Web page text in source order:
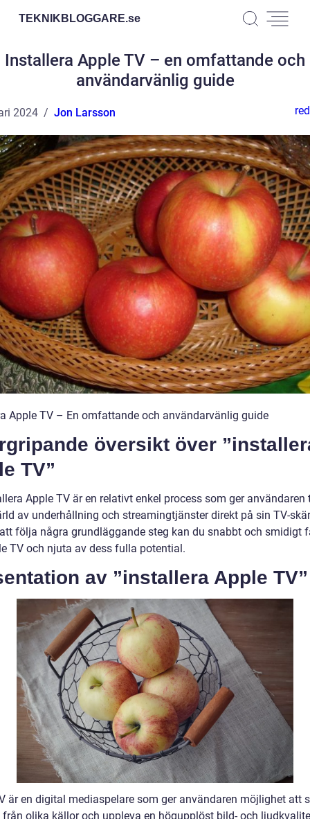
TEKNIKBLOGGARE.se
Installera Apple TV – en omfattande och
användarvänlig guide
2024 Jon Larsson
Apple TV – En omfattande och användarvänlig guide
översikt över
TV”
Apple TV är en relativt enkel process som ger användaren
av underhållning och streamingtjänster direkt på sin TV-
följa några grundläggande steg kan du snabbt och smidigt
TV och njuta av dess fulla potential.
av ”installera Apple TV”
är en digital mediaspelare som ger användaren möjlighet att
olika källor och uppleva en högupplöst bild- och